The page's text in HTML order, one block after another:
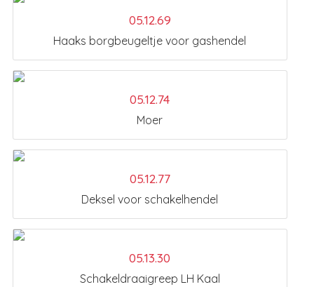
05.12.69
Haaks borgbeugeltje voor gashendel
05.12.74
Moer
05.12.77
Deksel voor schakelhendel
05.13.30
Schakeldraaigreep LH Kaal